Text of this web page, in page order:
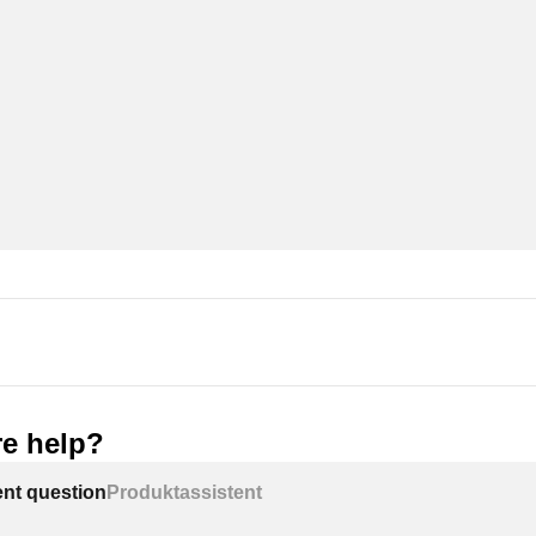
help?
question Produktassistent